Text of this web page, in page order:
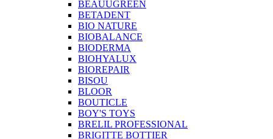
BEAUUGREEN
BETADENT
BIO NATURE
BIOBALANCE
BIODERMA
BIOHYALUX
BIOREPAIR
BISOU
BLOOR
BOUTICLE
BOY'S TOYS
BRELIL PROFESSIONAL
BRIGITTE BOTTIER